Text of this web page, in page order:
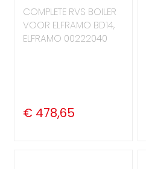
COMPLETE RVS BOILER
VOOR ELFRAMO BD14,
ELFRAMO 00222040
€ 478,65